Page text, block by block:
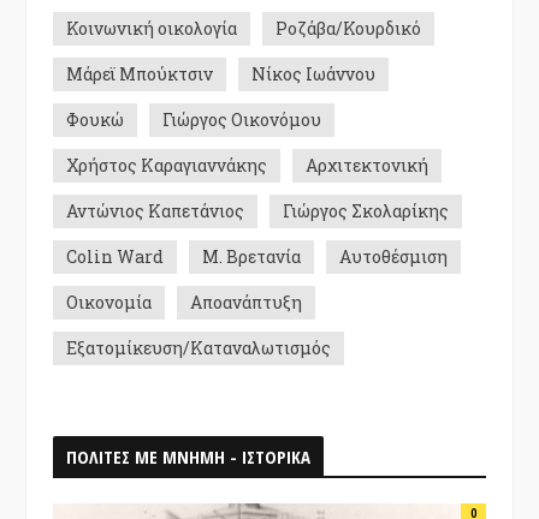
Κοινωνική οικολογία
Ροζάβα/Κουρδικό
Μάρεϊ Μπούκτσιν
Νίκος Ιωάννου
Φουκώ
Γιώργος Οικονόμου
Χρήστος Καραγιαννάκης
Αρχιτεκτονική
Αντώνιος Καπετάνιος
Γιώργος Σκολαρίκης
Colin Ward
Μ. Βρετανία
Αυτοθέσμιση
Οικονομία
Αποανάπτυξη
Εξατομίκευση/Καταναλωτισμός
ΠΟΛΙΤΕΣ ΜΕ ΜΝΗΜΗ - ΙΣΤΟΡΙΚΑ
0